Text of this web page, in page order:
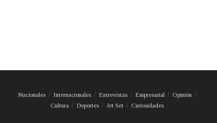
Nacionales Internacionales Entrevistas Empresarial
Opinión
Cultura
Deportes Jet Set Curiosidades